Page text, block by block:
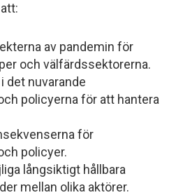
av pandemin för
och välfärdssektorerna.
det nuvarande
policyerna för att hantera
för
policyer.
långsiktigt hållbara
mellan olika aktörer.